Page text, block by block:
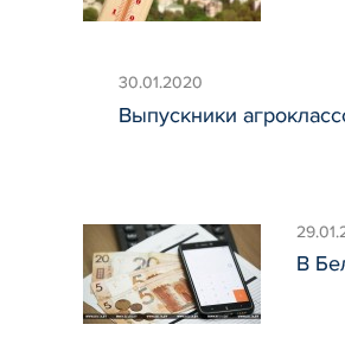
30.01.2020
Выпускники
В